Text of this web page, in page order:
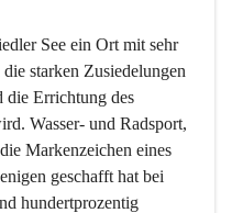
See ein Ort mit sehr
starken Zusiedelungen
die Errichtung des
Wasser- und Radsport,
Markenzeichen eines
geschafft hat bei
hundertprozentig